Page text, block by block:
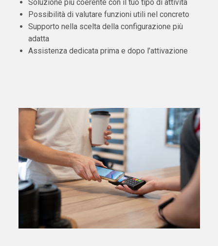
Soluzione più coerente con il tuo tipo di attività
Possibilità di valutare funzioni utili nel concreto
Supporto nella scelta della configurazione più
adatta
Assistenza dedicata prima e dopo l’attivazione